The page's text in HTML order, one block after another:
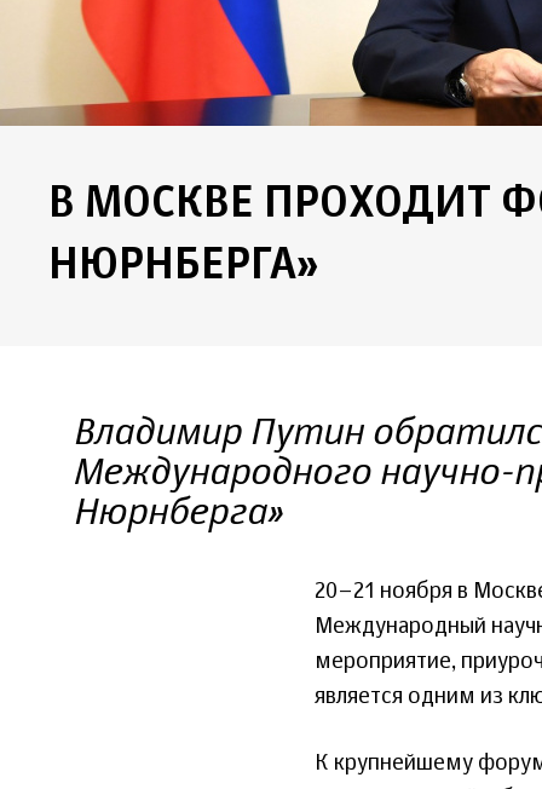
В МОСКВЕ ПРОХОДИТ
НЮРНБЕРГА»
Владимир Путин
Международного научно-
Нюрнберга»
20–21 ноября в
Международный
мероприятие,
является одним из
К крупнейшему